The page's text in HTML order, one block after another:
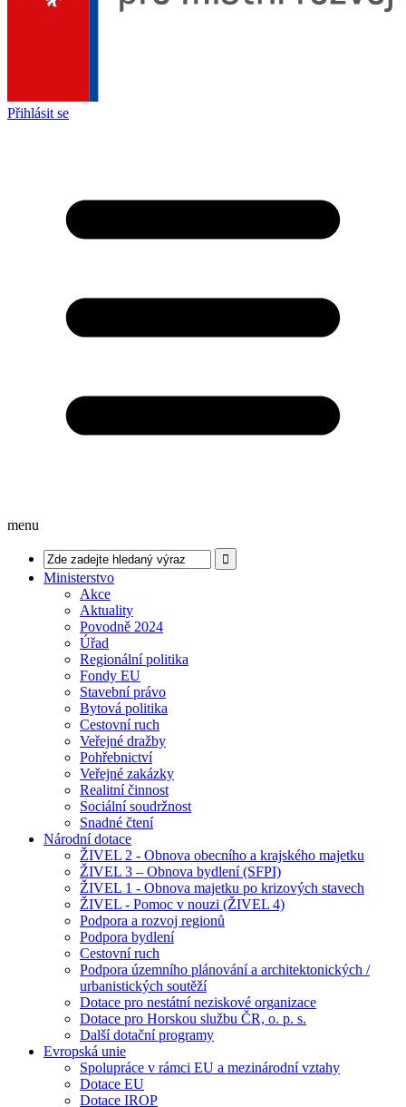
Přihlásit se
menu
Ministerstvo
Akce
Aktuality
Povodně 2024
Úřad
Regionální politika
Fondy EU
Stavební právo
Bytová politika
Cestovní ruch
Veřejné dražby
Pohřebnictví
Veřejné zakázky
Realitní činnost
Sociální soudržnost
Snadné čtení
Národní dotace
ŽIVEL 2 - Obnova obecního a krajského majetku
ŽIVEL 3 – Obnova bydlení (SFPI)
ŽIVEL 1 - Obnova majetku po krizových stavech
ŽIVEL - Pomoc v nouzi (ŽIVEL 4)
Podpora a rozvoj regionů
Podpora bydlení
Cestovní ruch
Podpora územního plánování a architektonických /
urbanistických soutěží
Dotace pro nestátní neziskové organizace
Dotace pro Horskou službu ČR, o. p. s.
Další dotační programy
Evropská unie
Spolupráce v rámci EU a mezinárodní vztahy
Dotace EU
Dotace IROP